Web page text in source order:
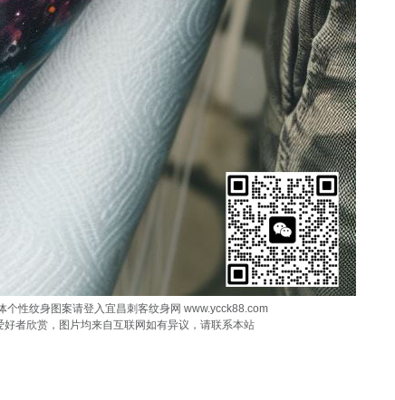
性纹身图案请登入宜昌刺客纹身网 www.ycck88.com
者欣赏，图片均来自互联网如有异议，请联系本站